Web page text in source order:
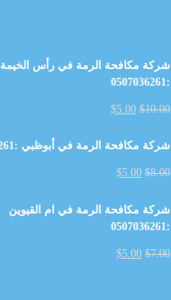
شركة مكافحة الرمة في رأس الخيمة
:0507036261
$10.00
$5.00
شركة مكافحة الرمة في أبوظبي :0507036261
$8.00
$5.00
شركة مكافحة الرمة في ام القيوين
:0507036261
$7.00
$5.00